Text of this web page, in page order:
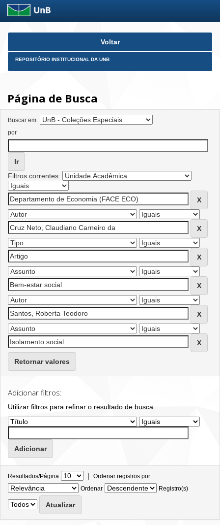
Skip
Voltar
REPOSITÓRIO INSTITUCIONAL DA UNB
Página de Busca
Buscar em:
por
Filtros correntes:
Retornar valores
Adicionar filtros:
Utilizar filtros para refinar o resultado de busca.
Resultados/Página | Ordenar registros por
Ordenar
Registro(s)